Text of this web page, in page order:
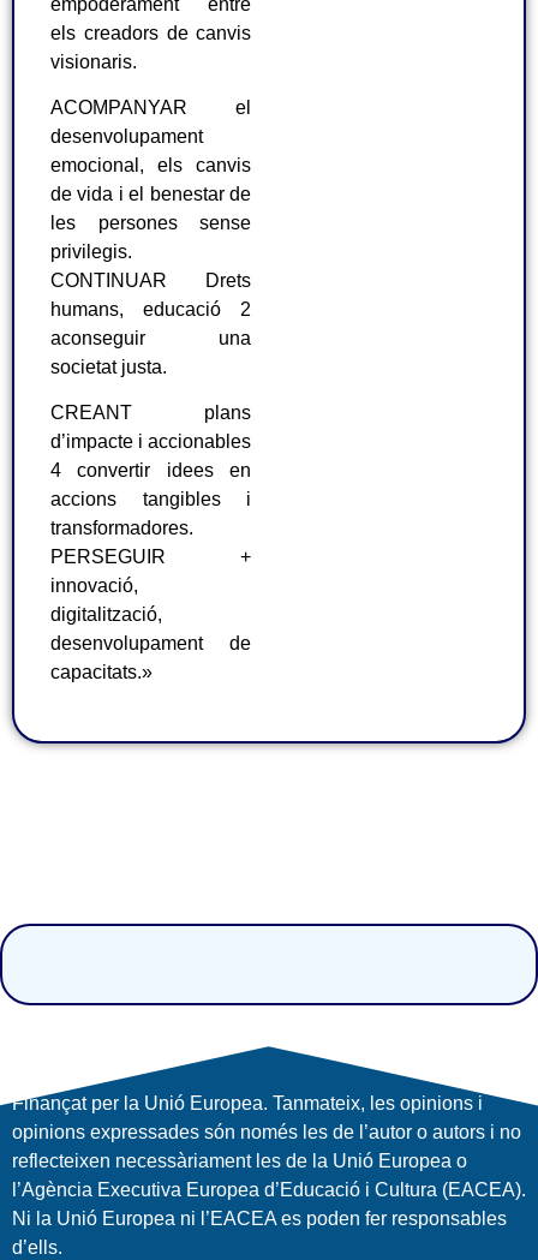
els creadors de canvis
visionaris.
ACOMPANYAR el
desenvolupament
emocional, els canvis
de vida i el benestar de
les persones sense
privilegis.
CONTINUAR Drets
humans, educació 2
aconseguir una
societat justa.
CREANT plans
d’impacte i accionables
4 convertir idees en
accions tangibles i
transformadores.
PERSEGUIR +
innovació,
digitalització,
desenvolupament de
capacitats.»
Finançat per la Unió Europea. Tanmateix, les opinions i
opinions expressades són només les de l’autor o autors i no
reflecteixen necessàriament les de la Unió Europea o
l’Agència Executiva Europea d’Educació i Cultura (EACEA).
Ni la Unió Europea ni l’EACEA es poden fer responsables
d’ells.